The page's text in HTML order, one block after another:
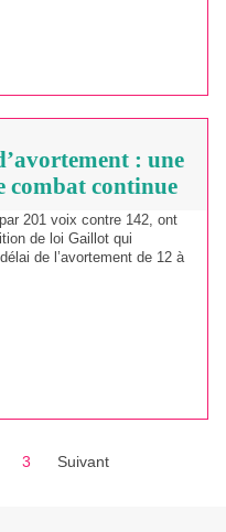
: une
combat continue
201 voix contre 142, ont
de loi Gaillot qui
de l’avortement de 12 à
3 Suivant